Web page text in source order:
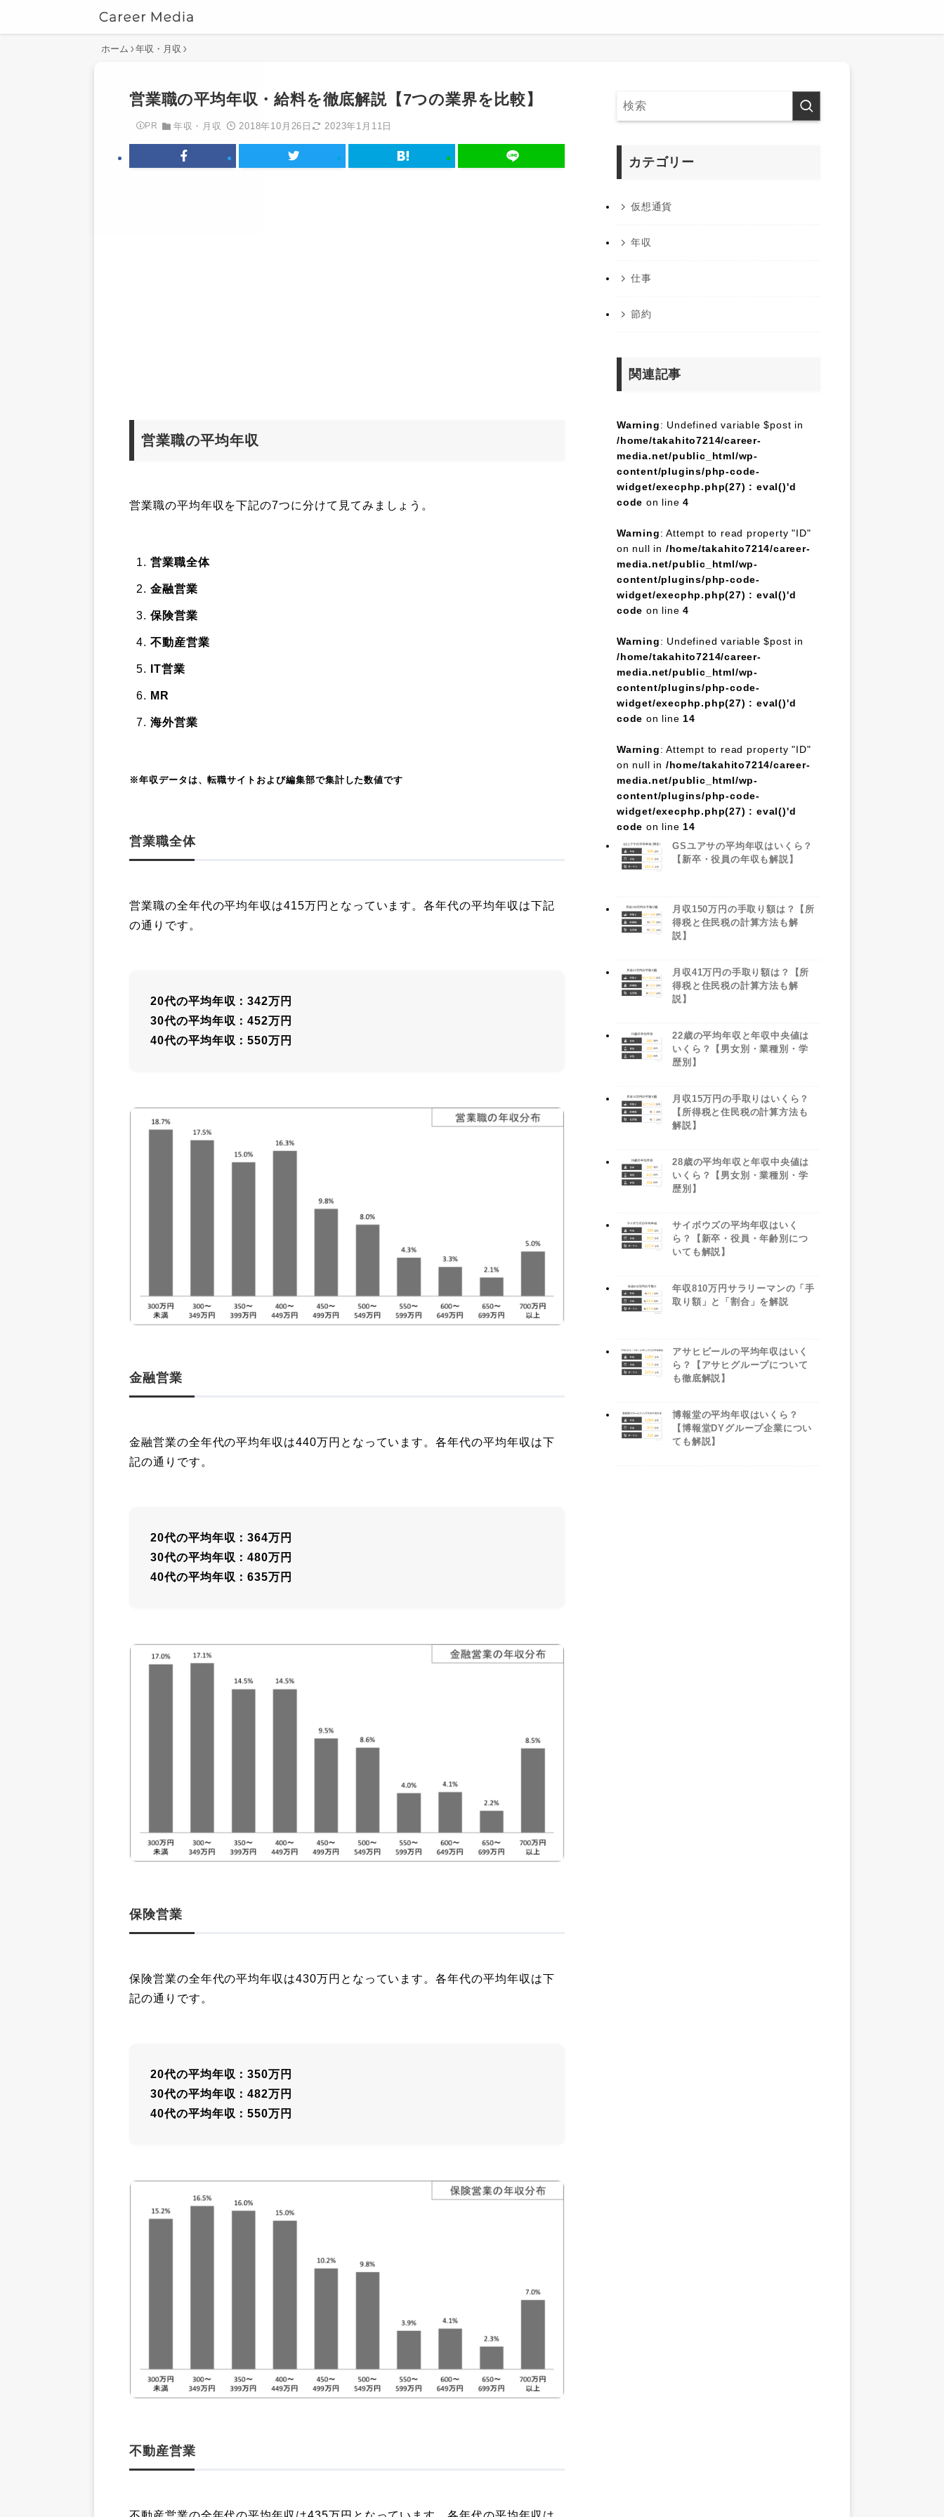
ホーム 年収・月収
営業職の平均年収・給料を徹底解説【7つの業界を比較】
PR 年収・月収 2018年10月26日 2023年1月11日
営業職の平均年収
営業職の平均年収を下記の7つに分けて見てみましょう。
営業職全体
金融営業
保険営業
不動産営業
IT営業
MR
海外営業
※年収データは、転職サイトおよび編集部で集計した数値です
営業職全体
営業職の全年代の平均年収は415万円となっています。各年代の平均年収は下記
の通りです。
20代の平均年収：342万円
30代の平均年収：452万円
40代の平均年収：550万円
金融営業
金融営業の全年代の平均年収は440万円となっています。各年代の平均年収は下
記の通りです。
20代の平均年収：364万円
30代の平均年収：480万円
40代の平均年収：635万円
保険営業
保険営業の全年代の平均年収は430万円となっています。各年代の平均年収は下
記の通りです。
20代の平均年収：350万円
30代の平均年収：482万円
40代の平均年収：550万円
不動産営業
カテゴリー
仮想通貨
年収
仕事
節約
関連記事
Warning: Undefined variable $post in
/home/takahito7214/career-
media.net/public_html/wp-
content/plugins/php-code-
widget/execphp.php(27) : eval()'d
code on line4
Warning: Attempt to read property "ID"
on null in /home/takahito7214/career-
media.net/public_html/wp-
content/plugins/php-code-
widget/execphp.php(27) : eval()'d
code on line4
Warning: Undefined variable $post in
/home/takahito7214/career-
media.net/public_html/wp-
content/plugins/php-code-
widget/execphp.php(27) : eval()'d
code on line 14
Warning: Attempt to read property "ID"
on null in /home/takahito7214/career-
media.net/public_html/wp-
content/plugins/php-code-
widget/execphp.php(27) : eval()'d
code on line 14
GSユアサの平均年収はいくら？
【新卒・役員の年収も解説】
月収150万円の手取り額は？【所
得税と住民税の計算方法も解
説】
月収41万円の手取り額は？【所
得税と住民税の計算方法も解
説】
22歳の平均年収と年収中央値は
いくら？【男女別・業種別・学
歴別】
月収15万円の手取りはいくら？
【所得税と住民税の計算方法も
解説】
28歳の平均年収と年収中央値は
いくら？【男女別・業種別・学
歴別】
サイボウズの平均年収はいく
ら？【新卒・役員・年齢別につ
いても解説】
年収810万円サラリーマンの「手
取り額」と「割合」を解説
アサヒビールの平均年収はいく
ら？【アサヒグループについて
も徹底解説】
博報堂の平均年収はいくら？
【博報堂DYグループ企業につい
ても解説】